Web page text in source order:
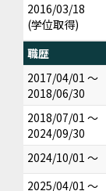
2016/03/18
(学位取得)
職歴
2017/04/01 ～
2018/06/30
2018/07/01 ～
2024/09/30
2024/10/01 ～
2025/04/01 ～